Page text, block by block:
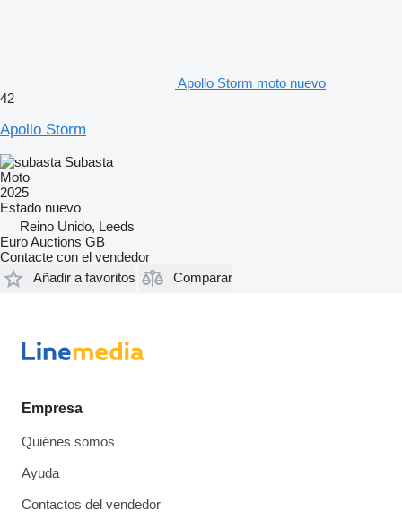
Apollo Storm moto nuevo
42
Apollo Storm
Subasta
Moto
2025
Estado nuevo
Reino Unido, Leeds
Euro Auctions GB
Contacte con el vendedor
Añadir a favoritos
Comparar
Empresa
Quiénes somos
Ayuda
Contactos del vendedor